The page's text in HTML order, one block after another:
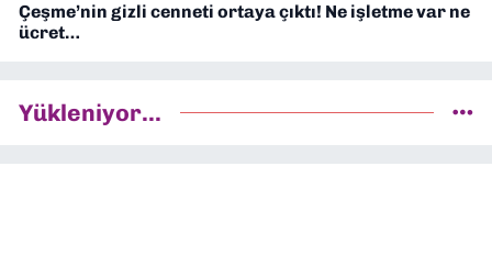
Çeşme’nin gizli cenneti ortaya çıktı! Ne işletme var ne
ücret…
Yükleniyor...